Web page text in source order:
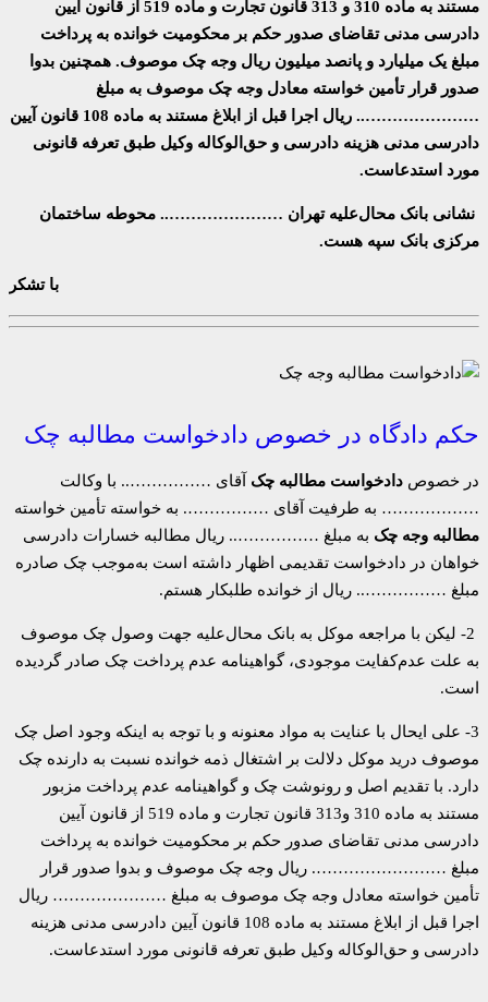
مستند به ماده 310 و 313 قانون تجارت و ماده 519 از قانون آیین
دادرسی مدنی تقاضای صدور حکم بر محکومیت خوانده به پرداخت
مبلغ یک میلیارد و پانصد میلیون ریال وجه چک موصوف. همچنین بدوا
صدور قرار تأمین خواسته معادل وجه چک موصوف به مبلغ
………………….. ریال اجرا قبل از ابلاغ مستند به ماده 108 قانون آیین
دادرسی مدنی هزینه دادرسی و حق‌الوکاله وکیل طبق تعرفه قانونی
مورد استدعاست.
نشانی بانک محال‌علیه تهران ………………….. محوطه ساختمان
مرکزی بانک سپه هست.
با تشکر
حکم دادگاه در خصوص دادخواست مطالبه چک
در خصوص دادخواست مطالبه چک آقای …………….. با وکالت
……………… به طرفیت آقای ……………. به خواسته تأمین خواسته
مطالبه وجه چک به مبلغ …………….. ریال مطالبه خسارات دادرسی
خواهان در دادخواست تقدیمی اظهار داشته است به‌موجب چک صادره
مبلغ …………….. ریال از خوانده طلبکار هستم.
2- لیکن با مراجعه موکل به بانک محال‌علیه جهت وصول چک موصوف
به علت عدم‌کفایت موجودی، گواهینامه عدم پرداخت چک صادر گردیده
است.
3- علی ایحال با عنایت به مواد معنونه و با توجه به اینکه وجود اصل چک
موصوف درید موکل دلالت بر اشتغال ذمه خوانده نسبت به دارنده چک
دارد. با تقدیم اصل و رونوشت چک و گواهینامه عدم پرداخت مزبور
مستند به ماده 310 و313 قانون تجارت و ماده 519 از قانون آیین
دادرسی مدنی تقاضای صدور حکم بر محکومیت خوانده به پرداخت
مبلغ ……………………. ریال وجه چک موصوف و بدوا صدور قرار
تأمین خواسته معادل وجه چک موصوف به مبلغ ………………… ریال
اجرا قبل از ابلاغ مستند به ماده 108 قانون آیین دادرسی مدنی هزینه
دادرسی و حق‌الوکاله وکیل طبق تعرفه قانونی مورد استدعاست.